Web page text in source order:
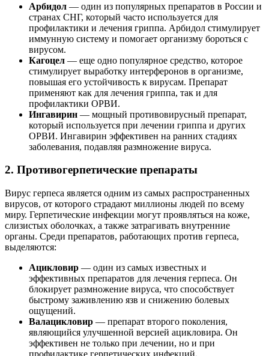
Арбидол — один из популярных препаратов в России и
странах СНГ, который часто используется для
профилактики и лечения гриппа. Арбидол стимулирует
иммунную систему и помогает организму бороться с
вирусом.
Кагоцел — еще одно популярное средство, которое
стимулирует выработку интерферонов в организме,
повышая его устойчивость к вирусам. Препарат
применяют как для лечения гриппа, так и для
профилактики ОРВИ.
Ингавирин — мощный противовирусный препарат,
который используется при лечении гриппа и других
ОРВИ. Ингавирин эффективен на ранних стадиях
заболевания, подавляя размножение вируса.
2. Противогерпетические препараты
Вирус герпеса является одним из самых распространенных
вирусов, от которого страдают миллионы людей по всему
миру. Герпетические инфекции могут проявляться на коже,
слизистых оболочках, а также затрагивать внутренние
органы. Среди препаратов, работающих против герпеса,
выделяются:
Ацикловир — один из самых известных и
эффективных препаратов для лечения герпеса. Он
блокирует размножение вируса, что способствует
быстрому заживлению язв и снижению болевых
ощущений.
Валацикловир — препарат второго поколения,
являющийся улучшенной версией ацикловира. Он
эффективен не только при лечении, но и при